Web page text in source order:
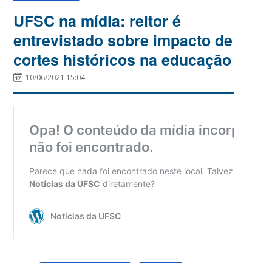
UFSC na mídia: reitor é
entrevistado sobre impacto de
cortes históricos na educação
10/06/2021 15:04